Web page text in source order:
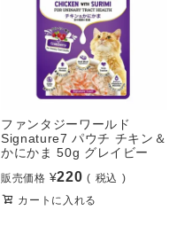
ファンタジーワールド
Signature7 パウチ チキン＆
かにかま 50g グレイビー
販売価格 ¥220
税込
カートに入れる